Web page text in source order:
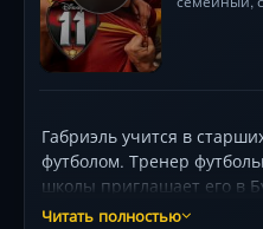
Габриэль учится в
футболом. Тренер
школы приглашает его в
должен доказать, что он
Читать полностью